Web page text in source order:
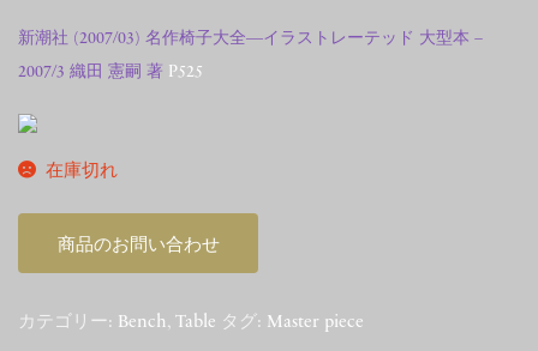
新潮社 (2007/03) 名作椅子大全―イラストレーテッド 大型本 –
2007/3 織田 憲嗣 著 P525
在庫切れ
商品のお問い合わせ
カテゴリー: Bench, Table タグ: Master piece